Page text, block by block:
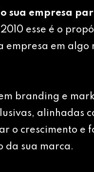
sua empresa
2010 esse é o
empresa em algo
branding e
alinhadas
o crescimento e
da sua marca.